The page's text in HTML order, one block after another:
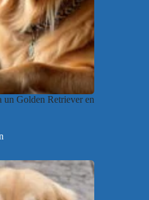
un Golden Retriever en